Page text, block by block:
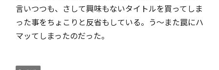
言いつつも、さして興味もないタイトルを買ってしま
った事をちょこりと反省もしている。う～また罠にハ
マッてしまったのだった。